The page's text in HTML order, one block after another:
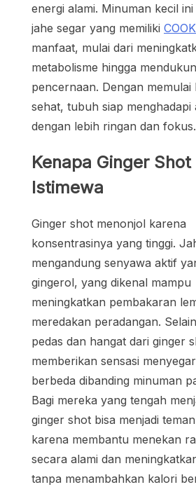
energi alami. Minuman kecil
jahe segar yang memiliki
manfaat, mulai dari
metabolisme hingga
pencernaan. Dengan memulai
sehat, tubuh siap menghadapi
dengan lebih ringan dan fokus.
Kenapa Ginger
Istimewa
Ginger shot menonjol karena
konsentrasinya yang tinggi.
mengandung senyawa aktif
gingerol, yang dikenal mampu
meningkatkan pembakaran
meredakan peradangan.
pedas dan hangat dari ginger
memberikan sensasi
berbeda dibanding minuman
Bagi mereka yang tengah
ginger shot bisa menjadi
karena membantu menekan
secara alami dan
tanpa menambahkan kalori